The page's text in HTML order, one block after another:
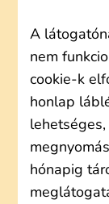
A
nem
cookie-k
honlap
hónapig